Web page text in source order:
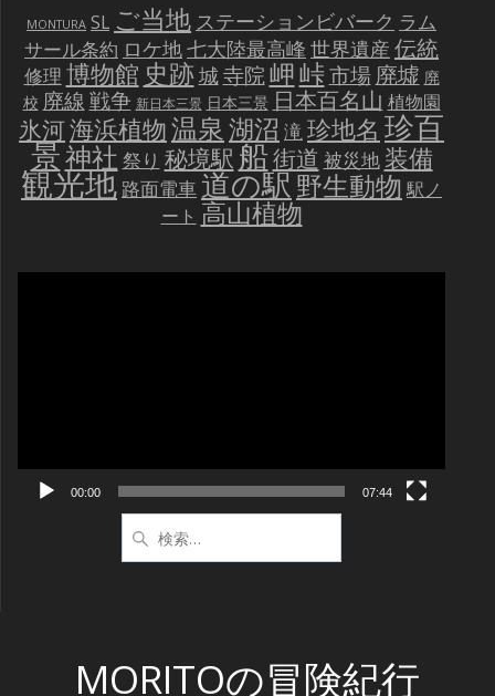
MONTURA SL ご当地 ステーションビバーク ラム
サール条約 ロケ地七大陸最高峰 世界遺産 伝統
修理 博物館 史跡城寺院岬峠市場 廃墟 廃
校 廃線戦争 新日本三景 日本三景 日本百名山 植物園
氷河海浜植物温泉湖沼 滝珍地名 珍百
景神社 祭り 秘境駅船街道 被災地 装備
観光地 路面電車道の駅野生動物 駅ノ
ート 高山植物
00:00 07:44
索:
MORITOの冒険紀行